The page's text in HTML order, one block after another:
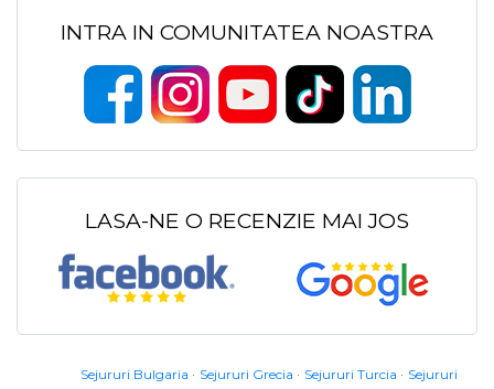
INTRA IN COMUNITATEA NOASTRA
LASA-NE O RECENZIE MAI JOS
Sejururi Bulgaria Sejururi Grecia Sejururi Turcia
Sejururi